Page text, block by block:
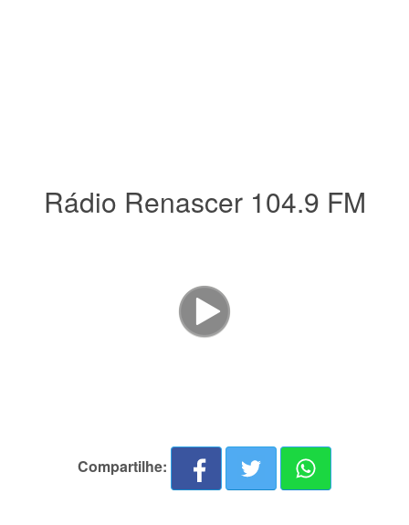
Rádio Renascer 104.9 FM
Compartilhe: